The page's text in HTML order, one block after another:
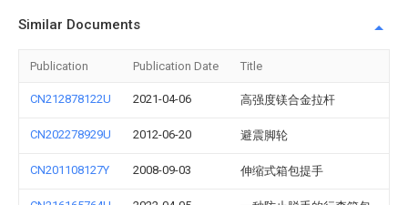
Similar Documents
Publication Publication Date Title
CN212878122U 2021-04-06 高强度镁合金拉杆
CN202278929U 2012-06-20 避震脚轮
CN201108127Y 2008-09-03 伸缩式箱包提手